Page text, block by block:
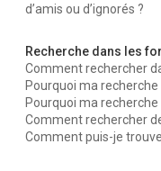
d’amis ou d’ignorés ?
Recherche dans les
Comment rechercher
Pourquoi ma
Pourquoi ma
Comment rechercher
Comment puis-je